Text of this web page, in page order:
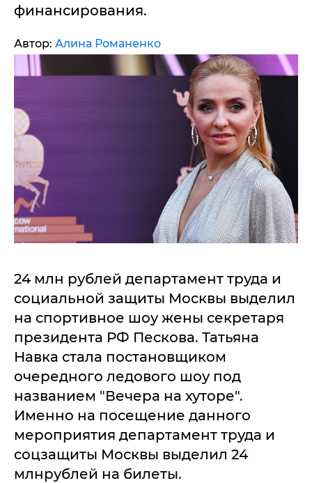
финансирования.
Автор: Алина Романенко
24 млн рублей департамент труда и
социальной защиты Москвы выделил
на спортивное шоу жены секретаря
президента РФ Пескова. Татьяна
Навка стала постановщиком
очередного ледового шоу под
названием "Вечера на хуторе".
Именно на посещение данного
мероприятия департамент труда и
соцзащиты Москвы выделил 24
млнрублей на билеты.